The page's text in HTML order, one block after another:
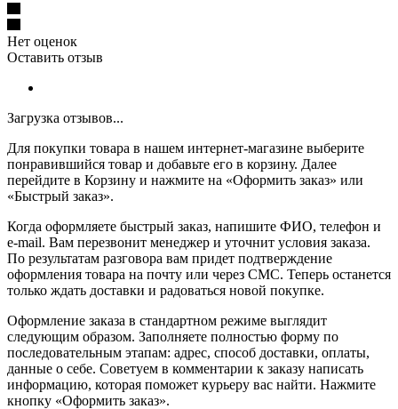
Нет оценок
Оставить отзыв
Загрузка отзывов...
Для покупки товара в нашем интернет-магазине выберите
понравившийся товар и добавьте его в корзину. Далее
перейдите в Корзину и нажмите на «Оформить заказ» или
«Быстрый заказ».
Когда оформляете быстрый заказ, напишите ФИО, телефон и
e-mail. Вам перезвонит менеджер и уточнит условия заказа.
По результатам разговора вам придет подтверждение
оформления товара на почту или через СМС. Теперь останется
только ждать доставки и радоваться новой покупке.
Оформление заказа в стандартном режиме выглядит
следующим образом. Заполняете полностью форму по
последовательным этапам: адрес, способ доставки, оплаты,
данные о себе. Советуем в комментарии к заказу написать
информацию, которая поможет курьеру вас найти. Нажмите
кнопку «Оформить заказ».